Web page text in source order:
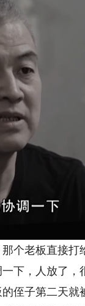
那个老板直接打
下，人放了，
子第二天就